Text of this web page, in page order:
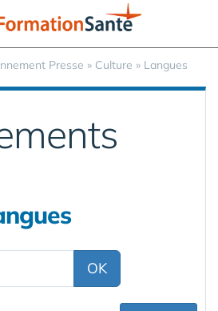
Presse » Culture » Langues
OK